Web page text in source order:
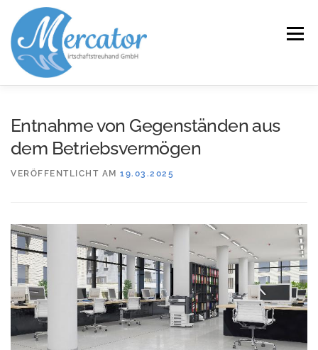
Inhalt
springen
Menü
SERVICE KANZLEI KARRIERE
Entnahme von Gegenständen aus
dem Betriebsvermögen
VERÖFFENTLICHT AM 19.03.2025